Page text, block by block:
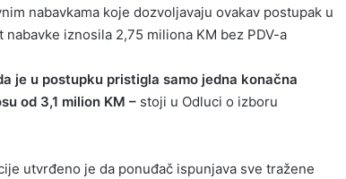
nabavkama koje dozvoljavaju ovakav postupak u
iznosila 2,75 miliona KM bez PDV-a
je u postupku pristigla samo jedna konačna
od 3,1 milion KM – stoji u Odluci o izboru
utvrđeno je da ponuđač ispunjava sve tražene